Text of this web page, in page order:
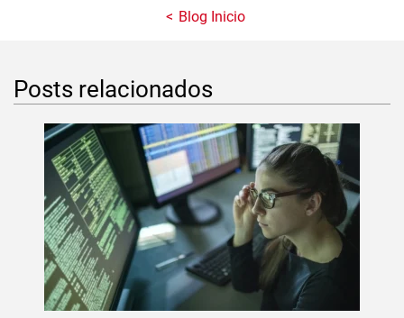
Blog Inicio
Posts relacionados